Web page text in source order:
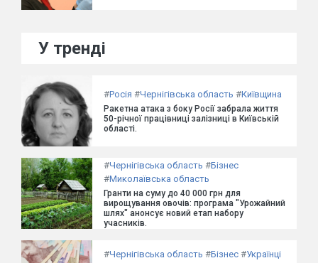
У тренді
#Росія #Чернігівська область #Київщина
Ракетна атака з боку Росії забрала життя
50-річної працівниці залізниці в Київській
області.
#Чернігівська область #Бізнес
#Миколаївська область
Гранти на суму до 40 000 грн для
вирощування овочів: програма "Урожайний
шлях" анонсує новий етап набору
учасників.
#Чернігівська область #Бізнес #Українці